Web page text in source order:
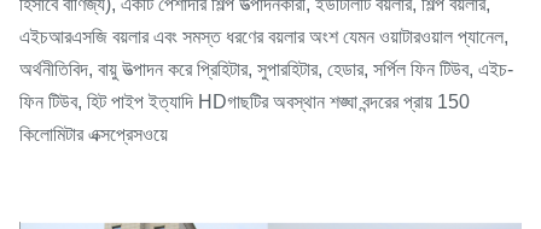
হিসাবে বাণিজ্য), একটি পেশাদার শিল্প উত্পাদনকারী, ইউটিলিটি বয়লার, শিল্প বয়লার,
এইচআরএসজি বয়লার এবং সমস্ত ধরণের বয়লার অংশ যেমন ওয়াটারওয়াল প্যানেল,
অর্থনীতিবিদ, বায়ু উত্পাদন করে প্রিহিটার, সুপারহিটার, হেডার, সর্পিল ফিন টিউব, এইচ-
ফিন টিউব, হিট পাইপ ইত্যাদি HDগাছটির অবস্থান শঙ্ঘা বন্দরের প্রায় 150
কিলোমিটার এক্সপ্রেসওয়ে